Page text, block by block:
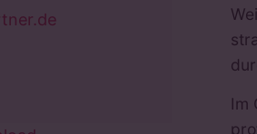
Im